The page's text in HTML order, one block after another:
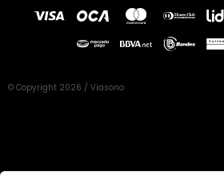
© Copyright 2026 / Viasono